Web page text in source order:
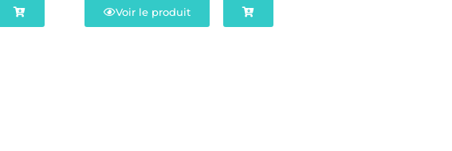
Voir le produit